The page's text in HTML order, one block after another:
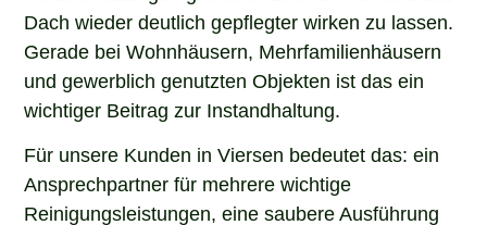
Dach wieder deutlich gepflegter wirken zu lassen.
Gerade bei Wohnhäusern, Mehrfamilienhäusern
und gewerblich genutzten Objekten ist das ein
wichtiger Beitrag zur Instandhaltung.
Für unsere Kunden in Viersen bedeutet das: ein
Ansprechpartner für mehrere wichtige
Reinigungsleistungen, eine saubere Ausführung